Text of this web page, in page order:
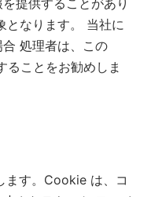
提供することがあり
となります。 当社に
処理者は、この
ることをお勧めしま
す。Cookie は、コ